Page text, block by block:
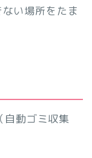
い場所をたま
動ゴミ収集